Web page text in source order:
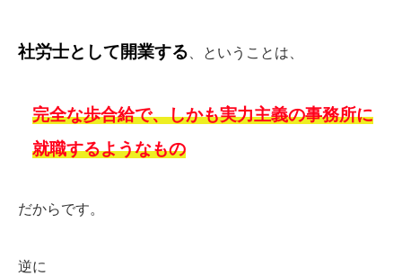
社労士として開業する 、ということは、
完全な歩合給で、しかも実力主義の事務所に
就職するようなもの
だからです。
逆に